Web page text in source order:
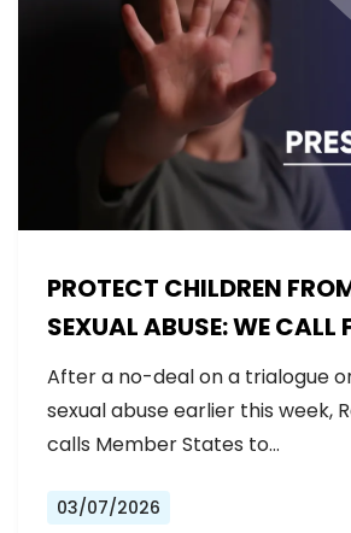
PROTECT CHILDREN
SEXUAL ABUSE: WE CALL
NEGOTIATIONS AND
SOLUTION
After a no-deal on a trialogue
sexual abuse earlier this week,
calls Member States to…
03/07/2026